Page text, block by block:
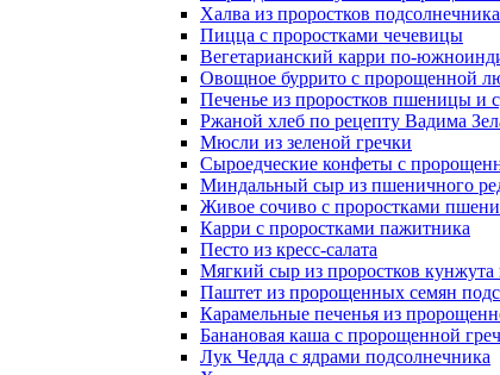
Халва из проростков подсолнечника
Пицца с проростками чечевицы
Вегетарианский карри по-
Овощное буррито с пророщенной
Печенье из проростков пшеницы и
Ржаной хлеб по рецепту Вадима
Мюсли из зеленой гречки
Сыроедческие конфеты с
Миндальный сыр из пшеничного
Живое сочиво с проростками
Карри с проростками пажитника
Песто из кресс-салата
Мягкий сыр из проростков кунжута
Паштет из пророщенных семян
Карамельные печенья из
Банановая каша с пророщенной
Лук Чедда с ядрами подсолнечника